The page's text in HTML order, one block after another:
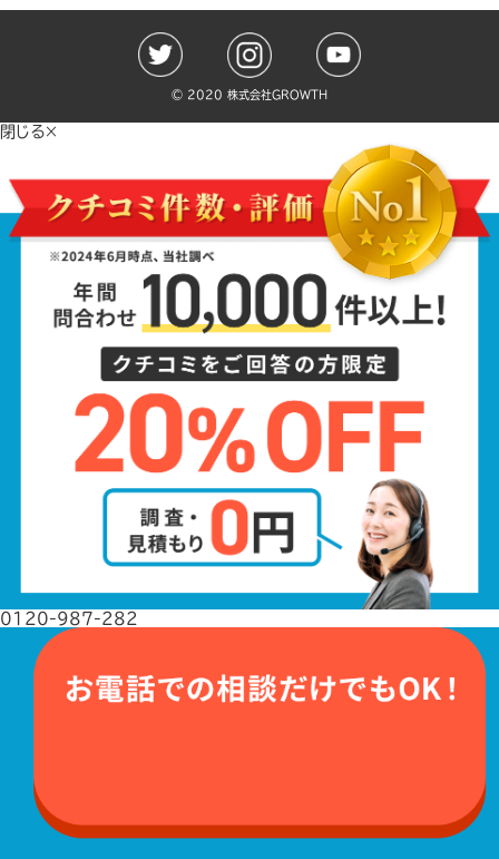
©️ 2020 株式会社GROWTH
閉じる×
0120-987-282